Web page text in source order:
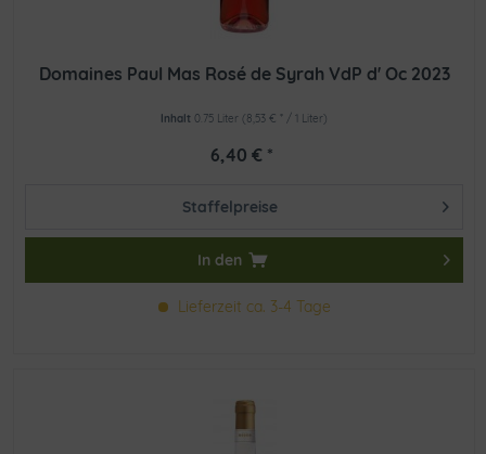
Domaines Paul Mas Rosé de Syrah VdP d' Oc 2023
Inhalt 0.75 Liter (8,53 € * / 1 Liter)
6,40 € *
Staffelpreise
In den
Lieferzeit ca. 3-4 Tage